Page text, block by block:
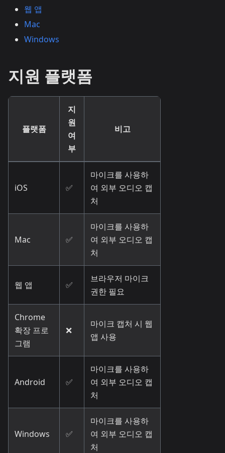
웹 앱
Mac
Windows
지원 플랫폼
플랫폼
지
원
여
부
비고
iOS ✅
마이크를 사용하
여 외부 오디오 캡
처
Mac ✅
마이크를 사용하
여 외부 오디오 캡
처
웹 앱 ✅
브라우저 마이크
권한 필요
Chrome
확장 프로
그램
❌
마이크 캡처 시 웹
앱 사용
Android ✅
마이크를 사용하
여 외부 오디오 캡
처
Windows ✅
마이크를 사용하
여 외부 오디오 캡
처